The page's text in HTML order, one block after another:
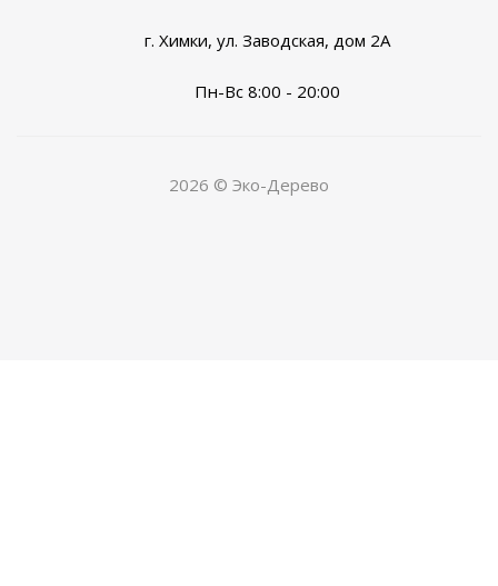
г. Химки, ул. Заводская, дом 2А
Пн-Вс 8:00 - 20:00
2026 © Эко-Дерево